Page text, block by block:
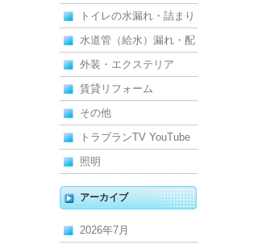
れ
トイレの水漏れ・詰まり
水道管（給水）漏れ・配
管
外装・エクステリア
賃貸リフォーム
その他
トラブランTV YouTube
照明
アーカイブ
2026年7月